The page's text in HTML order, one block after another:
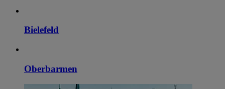
Bielefeld
Oberbarmen